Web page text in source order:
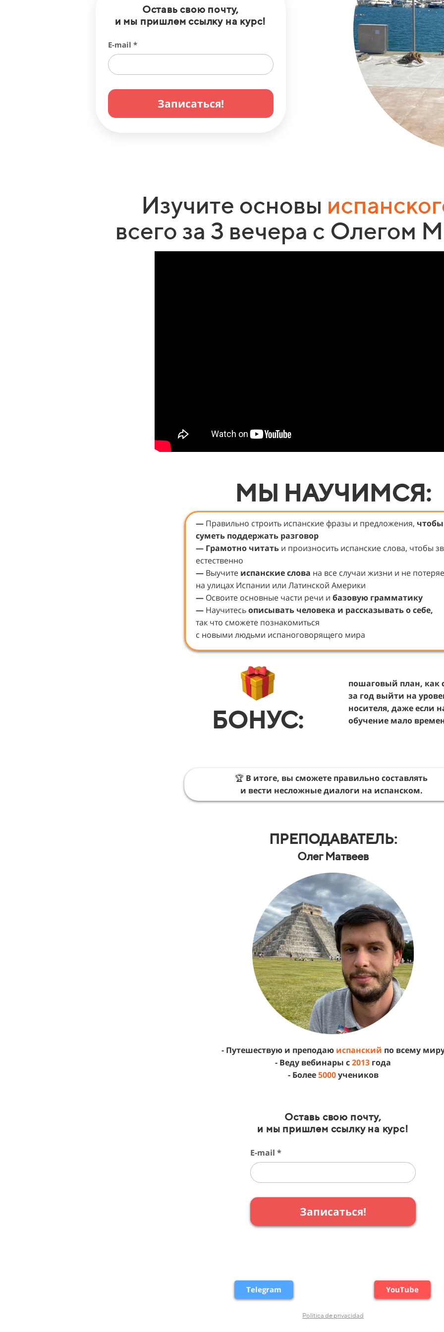
Оставь свою почту,
и мы пришлем ссылку на курс!
E-mail *
Записаться!
Изучите основы
всего за 3 вечера с Олегом
МЫ НАУЧИМСЯ:
— Правильно строить испанские фразы и предложения, чтобы
суметь поддержать разговор
— Грамотно читать и произносить испанские слова, чтобы
естественно
— Выучите испанские слова на все случаи жизни и не
на улицах Испании или Латинской Америки
— Освоите основные части речи и базовую грамматику
— Научитесьописывать человека и рассказывать о себе,
так что сможете познакомиться
с новыми людьми испаноговорящего мира
БОНУС:
пошаговый план, как
за год выйти на
носителя, даже если
обучение мало
🏆 В итоге, вы сможете правильно составлять
и вести несложные диалоги на испанском.
ПРЕПОДАВАТЕЛЬ:
Олег Матвеев
- Путешествую и преподаю испанский по всему
- Веду вебинары с2013 года
- Более5000учеников
Оставь свою почту,
и мы пришлем ссылку на курс!
E-mail *
Записаться!
Telegram YouTube
Política de privacidad